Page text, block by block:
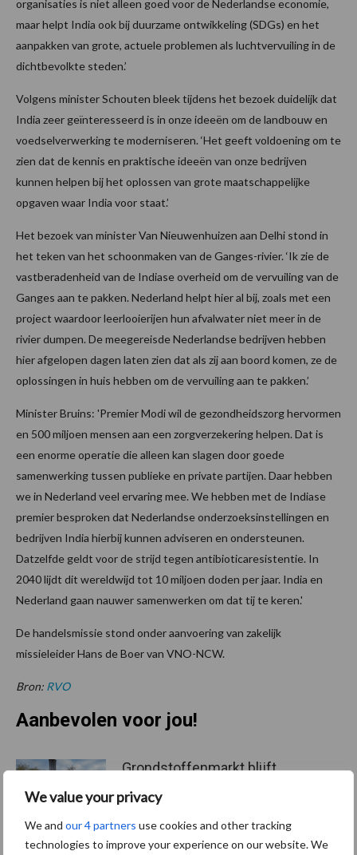
We value your privacy
We and our 4 partners use cookies and other tracking
technologies to improve your experience on our website. We
organisaties is niet alleen goed voor de Nederlandse economie,
maar helpt India ook bij duurzame ontwikkeling (SDGs) en het
aanpakken van grote, actuele problemen als luchtvervuiling in de
dichtbevolkte steden.’
Volgens minister Schouten bleek tijdens het bezoek duidelijk dat
India zeer geïnteresseerd is in onze ideeën om de landbouw en
voedselverwerking te moderniseren. ‘Het geeft voldoening om te
zien dat de kennis en praktische ideeën van onze bedrijven
kunnen helpen bij het oplossen van grote maatschappelijke
opgaven waar India voor staat.’
Het bezoek van minister Van Nieuwenhuizen aan Delhi stond in
het teken van het schoonmaken van de Ganges-rivier. ‘Ik zie de
vastberadenheid van de Indiase overheid om de vervuiling van de
Ganges aan te pakken. Nederland helpt hier al bij, zoals met een
project waardoor leerlooierijen hun afvalwater niet meer in de
rivier dumpen. De meegereisde Nederlandse bedrijven hebben
hier afgelopen dagen laten zien dat als zij aan boord komen, ze de
oplossingen in huis hebben om de vervuiling aan te pakken.’
Minister Bruins: 'Premier Modi wil de gezondheidszorg hervormen
en 500 miljoen mensen aan een zorgverzekering helpen. Dat is
een enorme operatie die alleen kan slagen door goede
samenwerking tussen publieke en private partijen. Daar hebben
we in Nederland veel ervaring mee. We hebben met de Indiase
premier besproken dat Nederlandse onderzoeksinstellingen en
bedrijven India hierbij kunnen adviseren en ondersteunen.
Datzelfde geldt voor de strijd tegen antibioticaresistentie. In
2040 lijdt dit wereldwijd tot 10 miljoen doden per jaar. India en
Nederland gaan nauwer samenwerken om dat tij te keren.'
De handelsmissie stond onder aanvoering van zakelijk
missieleider Hans de Boer van VNO-NCW.
Bron: RVO
Aanbevolen voor jou!
Grondstoffenmarkt blijft
geopolitiek houden handel
in de greep